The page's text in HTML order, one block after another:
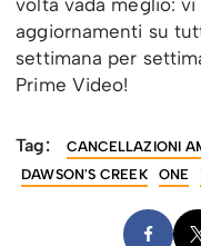
volta vada meglio:
aggiornamenti su
settimana per
Prime Video!
Tag:
CANCELLAZIONI
DAWSON'S CREEK
ONE